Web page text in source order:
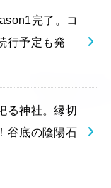
完了。コ
行予定も発
る神社。縁切
谷底の陰陽石